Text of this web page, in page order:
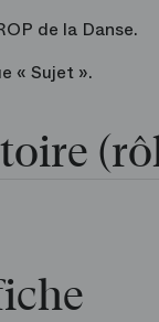
de la Danse.
« Sujet ».